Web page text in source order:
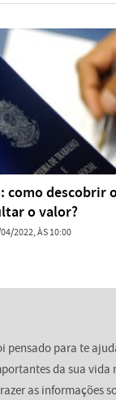
como descobrir
o valor?
2022, ÀS 10:00
pensado para te
da sua vida
as informações